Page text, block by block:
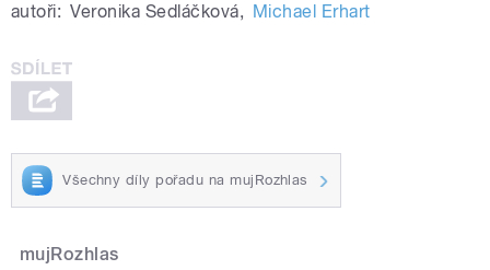
autoři: Veronika Sedláčková, Michael Erhart
Všechny díly pořadu na mujRozhlas
mujRozhlas